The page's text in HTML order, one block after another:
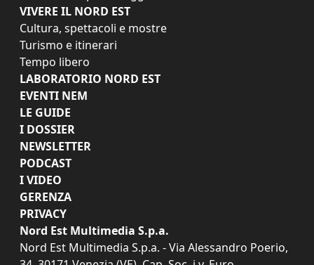
VIVERE IL NORD EST
Cultura, spettacoli e mostre
Turismo e itinerari
Tempo libero
LABORATORIO NORD EST
EVENTI NEM
LE GUIDE
I DOSSIER
NEWSLETTER
PODCAST
I VIDEO
GERENZA
PRIVACY
Nord Est Multimedia S.p.a.
Nord Est Multimedia S.p.a. - Via Alessandro Poerio,